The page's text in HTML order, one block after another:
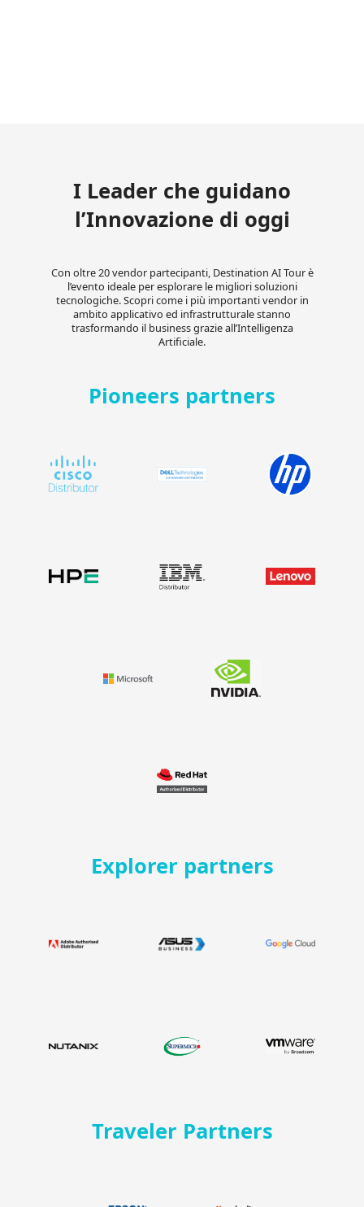
I Leader che guidano
l’Innovazione di oggi
Con oltre 20 vendor partecipanti, Destination AI Tour è
l’evento ideale per esplorare le migliori soluzioni
tecnologiche. Scopri come i più importanti vendor in
ambito applicativo ed infrastrutturale stanno
trasformando il business grazie all’Intelligenza
Artificiale.
Pioneers partners
Explorer partners
Traveler Partners